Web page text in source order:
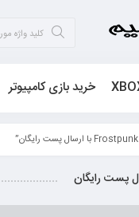
خرید بازی کامپیوتر